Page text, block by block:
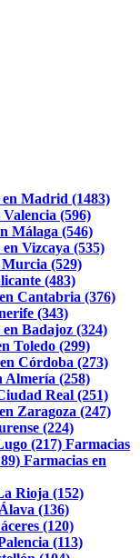
Madrid (1483)
(596)
Málaga (546)
Vizcaya (535)
(529)
(483)
Cantabria (376)
(343)
Badajoz (324)
Toledo (299)
Córdoba (273)
Almería (258)
Real (251)
Zaragoza (247)
(224)
(217) Farmacias
Farmacias en
Rioja (152)
(136)
(120)
(113)